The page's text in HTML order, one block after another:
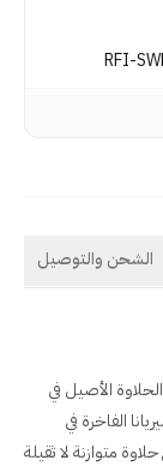
RFI-
الشحن والتوصيل
طعم الحلاوة الأصيل في
الفاخرة في
متوازنة لا ثقيلة